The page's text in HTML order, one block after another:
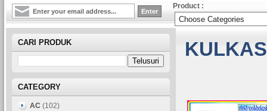
Product :
CARI PRODUK
CATEGORY
AC (102)